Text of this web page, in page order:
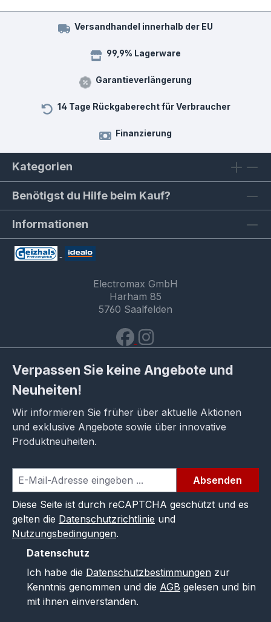
Versandhandel innerhalb der EU
99,9% Lagerware
Garantieverlängerung
14 Tage Rückgaberecht für Verbraucher
Finanzierung
Kategorien
Benötigst du Hilfe beim Kauf?
Informationen
Electromax GmbH
Harham 85
5760 Saalfelden
Verpassen Sie keine Angebote und
Neuheiten!
Wir informieren Sie früher über aktuelle Aktionen
und exklusive Angebote sowie über innovative
Produktneuheiten.
Absenden
Diese Seite ist durch reCAPTCHA geschützt und es
gelten die Datenschutzrichtlinie und
Nutzungsbedingungen.
Datenschutz
Ich habe die Datenschutzbestimmungen zur
Kenntnis genommen und die AGB gelesen und bin
mit ihnen einverstanden.